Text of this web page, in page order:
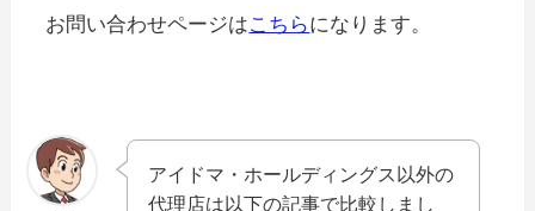
お問い合わせページはこちらになります。
アイドマ・ホールディングス以外の
代理店は以下の記事で比較しまし